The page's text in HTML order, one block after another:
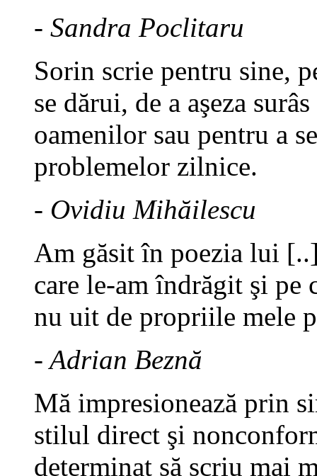
- Sandra Poclitaru
Sorin scrie pentru sine,
se dărui, de a aşeza
oamenilor sau pentru a
problemelor zilnice.
- Ovidiu Mihăilescu
Am găsit în poezia lui
care le-am îndrăgit şi pe
nu uit de propriile mele
- Adrian Beznă
Mă impresionează prin
stilul direct şi
determinat să scriu mai